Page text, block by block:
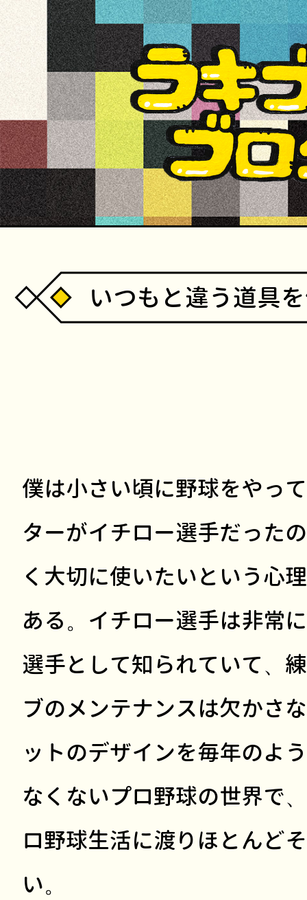
いつもと違う道具
僕は小さい頃に野球をやっ
ターがイチロー選手だった
く大切に使いたいという心
ある。イチロー選手は非常
選手として知られていて、
ブのメンテナンスは欠かさ
ットのデザインを毎年のよ
なくないプロ野球の世界で
ロ野球生活に渡りほとんど
い。